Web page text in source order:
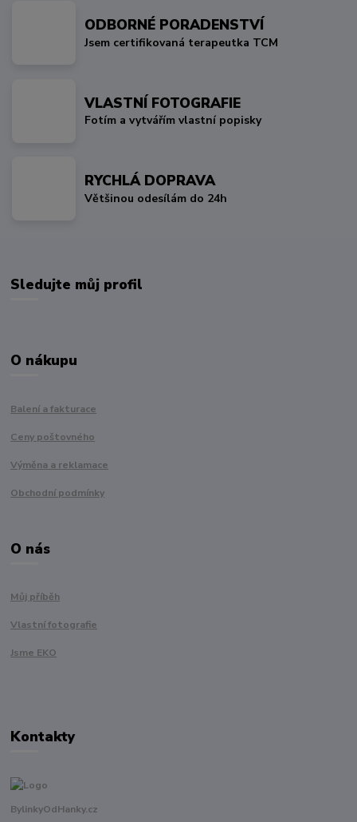
ODBORNÉ PORADENSTVÍ
Jsem certifikovaná terapeutka TCM
VLASTNÍ FOTOGRAFIE
Fotím a vytvářím vlastní popisky
RYCHLÁ DOPRAVA
Většinou odesílám do 24h
Sledujte můj profil
O nákupu
Balení a fakturace
Ceny poštovného
Výměna a reklamace
Obchodní podmínky
O nás
Můj příběh
Vlastní fotografie
Jsme EKO
Kontakty
BylinkyOdHanky.cz